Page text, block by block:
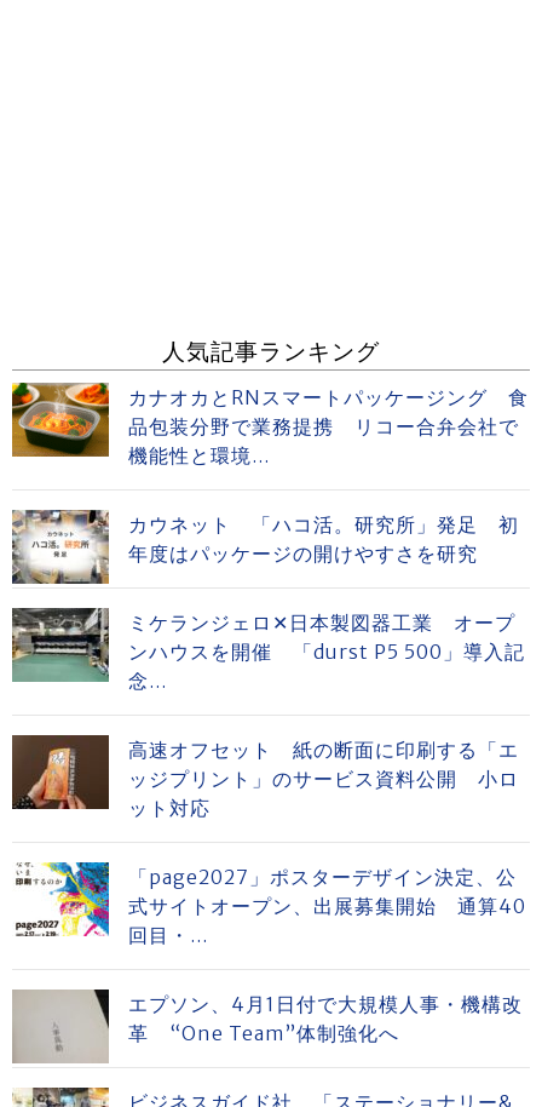
人気記事ランキング
カナオカとRNスマートパッケージング 食
品包装分野で業務提携 リコー合弁会社で
機能性と環境...
カウネット 「ハコ活。研究所」発足 初
年度はパッケージの開けやすさを研究
ミケランジェロ✕日本製図器工業 オープ
ンハウスを開催 「durst P5 500」導入記
念...
高速オフセット 紙の断面に印刷する「エ
ッジプリント」のサービス資料公開 小ロ
ット対応
「page2027」ポスターデザイン決定、公
式サイトオープン、出展募集開始 通算40
回目・...
エプソン、4月1日付で大規模人事・機構改
革 “One Team”体制強化へ
ビジネスガイド社 「ステーショナリー&